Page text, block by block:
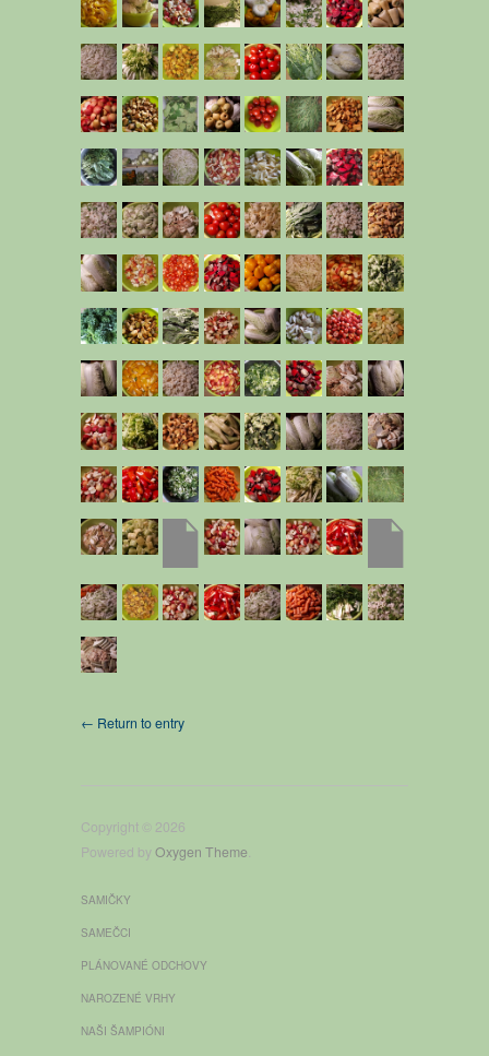
← Return to entry
Copyright © 2026
Powered byOxygen Theme.
SAMIČKY
SAMEČCI
PLÁNOVANÉ ODCHOVY
NAROZENÉ VRHY
NAŠI ŠAMPIÓNI